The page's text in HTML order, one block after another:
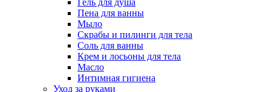
Гель для душа
Пена для ванны
Мыло
Скрабы и пилинги для тела
Соль для ванны
Крем и лосьоны для тела
Масло
Интимная гигиена
Уход за руками